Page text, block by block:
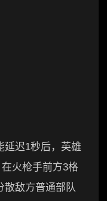
延迟1秒后，英雄
火枪手前方3格
散敌方普通部队